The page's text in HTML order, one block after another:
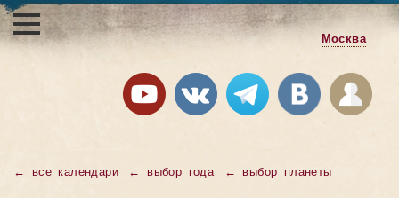
Москва
← все календари ← выбор года ←выбор планеты